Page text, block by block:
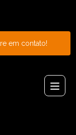
em contato!